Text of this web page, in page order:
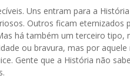
Uns entram para a
Outros ficam eternizados
há também um terceiro
ou bravura, mas por aquele
Gente que a História não